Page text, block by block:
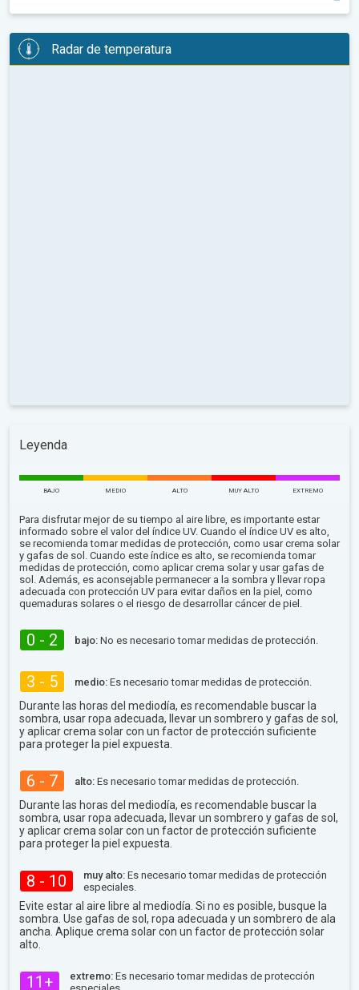
14 h 07:01 a.m. 09:19 p.m. 96°máx.
1
08:00
3 4 3
Radar de temperatura
Leyenda
BAJO MEDIO ALTO MUY ALTO EXTREMO
Para disfrutar mejor de su tiempo al aire libre, es importante estar
informado sobre el valor del índice UV. Cuando el índice UV es alto,
se recomienda tomar medidas de protección, como usar crema solar
y gafas de sol. Cuando este índice es alto, se recomienda tomar
medidas de protección, como aplicar crema solar y usar gafas de
sol. Además, es aconsejable permanecer a la sombra y llevar ropa
adecuada con protección UV para evitar daños en la piel, como
quemaduras solares o el riesgo de desarrollar cáncer de piel.
0 - 2 bajo: No es necesario tomar medidas de protección.
3 - 5 medio: Es necesario tomar medidas de protección.
Durante las horas del mediodía, es recomendable buscar la
sombra, usar ropa adecuada, llevar un sombrero y gafas de sol,
y aplicar crema solar con un factor de protección suficiente
para proteger la piel expuesta.
6 - 7 alto: Es necesario tomar medidas de protección.
Durante las horas del mediodía, es recomendable buscar la
sombra, usar ropa adecuada, llevar un sombrero y gafas de sol,
y aplicar crema solar con un factor de protección suficiente
para proteger la piel expuesta.
8 - 10 muy alto: Es necesario tomar medidas de protección
especiales.
Evite estar al aire libre al mediodía. Si no es posible, busque la
sombra. Use gafas de sol, ropa adecuada y un sombrero de ala
ancha. Aplique crema solar con un factor de protección solar
alto.
11+ extremo: Es necesario tomar medidas de protección